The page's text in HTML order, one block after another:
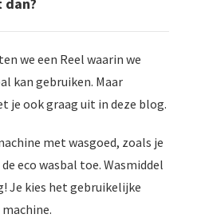
we een Reel waarin we
kan gebruiken. Maar
je ook graag uit in deze blog.
met wasgoed, zoals je
eco wasbal toe. Wasmiddel
Je kies het gebruikelijke